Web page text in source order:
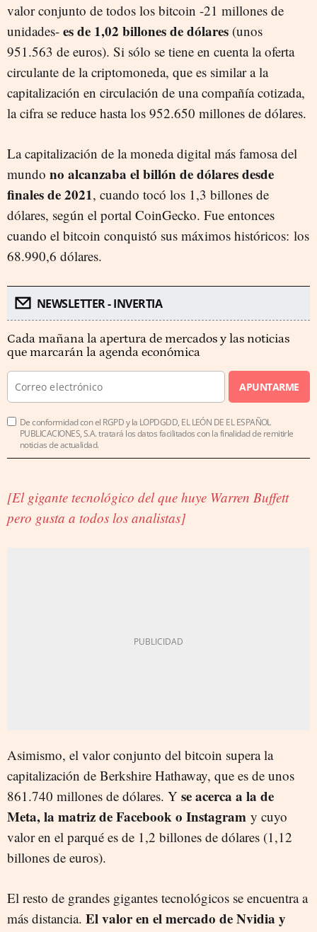
valor conjunto de todos los bitcoin -21 millones de
unidades- es de 1,02 billones de dólares (unos
951.563 de euros). Si sólo se tiene en cuenta la oferta
circulante de la criptomoneda, que es similar a la
capitalización en circulación de una compañía cotizada,
la cifra se reduce hasta los 952.650 millones de dólares.
La capitalización de la moneda digital más famosa del
mundo no alcanzaba el billón de dólares desde
finales de 2021, cuando tocó los 1,3 billones de
dólares, según el portal CoinGecko. Fue entonces
cuando el bitcoin conquistó sus máximos históricos: los
68.990,6 dólares.
NEWSLETTER - INVERTIA
Cada mañana la apertura de mercados y las noticias
que marcarán la agenda económica
APUNTARME
De conformidad con el RGPD y la LOPDGDD, EL LEÓN DE EL ESPAÑOL
PUBLICACIONES, S.A. tratará los datos facilitados con la finalidad de remitirle
noticias de actualidad.
[El gigante tecnológico del que huye Warren Buffett
pero gusta a todos los analistas]
Asimismo, el valor conjunto del bitcoin supera la
capitalización de Berkshire Hathaway, que es de unos
861.740 millones de dólares. Y se acerca a la de
Meta, la matriz de Facebook o Instagram y cuyo
valor en el parqué es de 1,2 billones de dólares (1,12
billones de euros).
El resto de grandes gigantes tecnológicos se encuentra a
más distancia. El valor en el mercado de Nvidia y